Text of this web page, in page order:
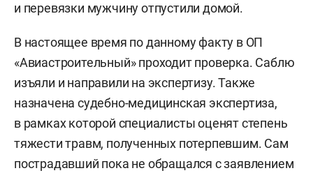
и перевязки мужчину отпустили домой.
В настоящее время по данному факту в ОП
«Авиастроительный» проходит проверка. Саблю
изъяли и направили на экспертизу. Также
назначена судебно-медицинская экспертиза,
в рамках которой специалисты оценят степень
тяжести травм, полученных потерпевшим. Сам
пострадавший пока не обращался с заявлением